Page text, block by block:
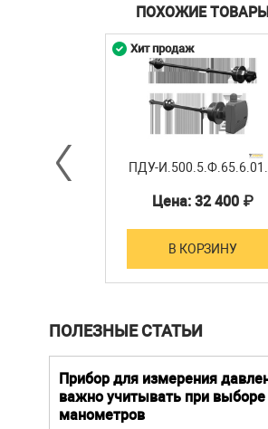
ПОХОЖИЕ
ПДУ-
Цена: 32 400 ₽
В КОРЗИНУ
Хит продаж
ПОЛЕЗНЫЕ СТАТЬИ
Прибор для измерения
важно учитывать при выборе
манометров